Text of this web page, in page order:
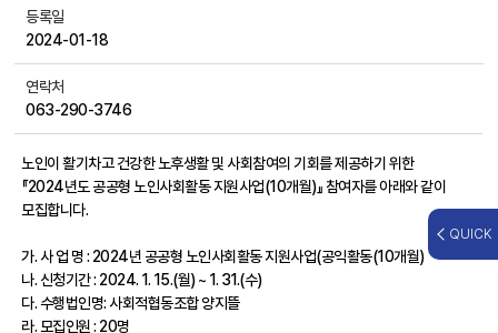
등록일
2024-01-18
연락처
063-290-3746
노인이 활기차고 건강한 노후생활 및 사회참여의 기회를 제공하기 위한
『2024년도 공공형 노인사회활동 지원사업(10개월)』 참여자를 아래와 같이
모집합니다.
가. 사 업 명 : 2024년 공공형 노인사회활동 지원사업(공익활동(10개월)
나. 신청기간 : 2024. 1. 15.(월) ~ 1. 31.(수)
다. 수행법인명: 사회적협동조합 양지뜰
라. 모집인원 : 20명
QUICK